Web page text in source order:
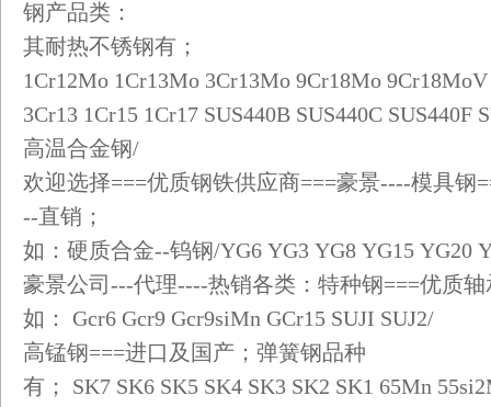
钢产品类：
其耐热不锈钢有；
1Cr12Mo 1Cr13Mo 3Cr13Mo 9Cr18Mo
3Cr13 1Cr15 1Cr17 SUS440B SUS440C
高温合金钢/
欢迎选择===优质钢铁供应商===豪景----模具钢
--直销；
如：硬质合金--钨钢/YG6 YG3 YG8 YG15 YG20
豪景公司---代理----热销各类：特种钢===优质轴
如： Gcr6 Gcr9 Gcr9siMn GCr15 SUJI SUJ2/
高锰钢===进口及国产；弹簧钢品种
有； SK7 SK6 SK5 SK4 SK3 SK2 SK1 65Mn